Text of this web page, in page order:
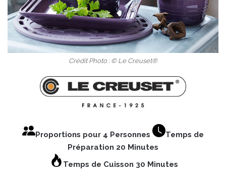
Crédit Photo : © Le Creuset®
Proportions pour 4 Personnes
Temps de
Préparation 20 Minutes
Temps de Cuisson 30 Minutes